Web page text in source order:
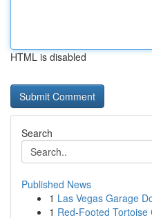
HTML is disabled
Search
Published News
1 Las Vegas Garage
1 Red-Footed